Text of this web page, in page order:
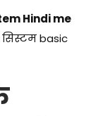
Hindi me
basic